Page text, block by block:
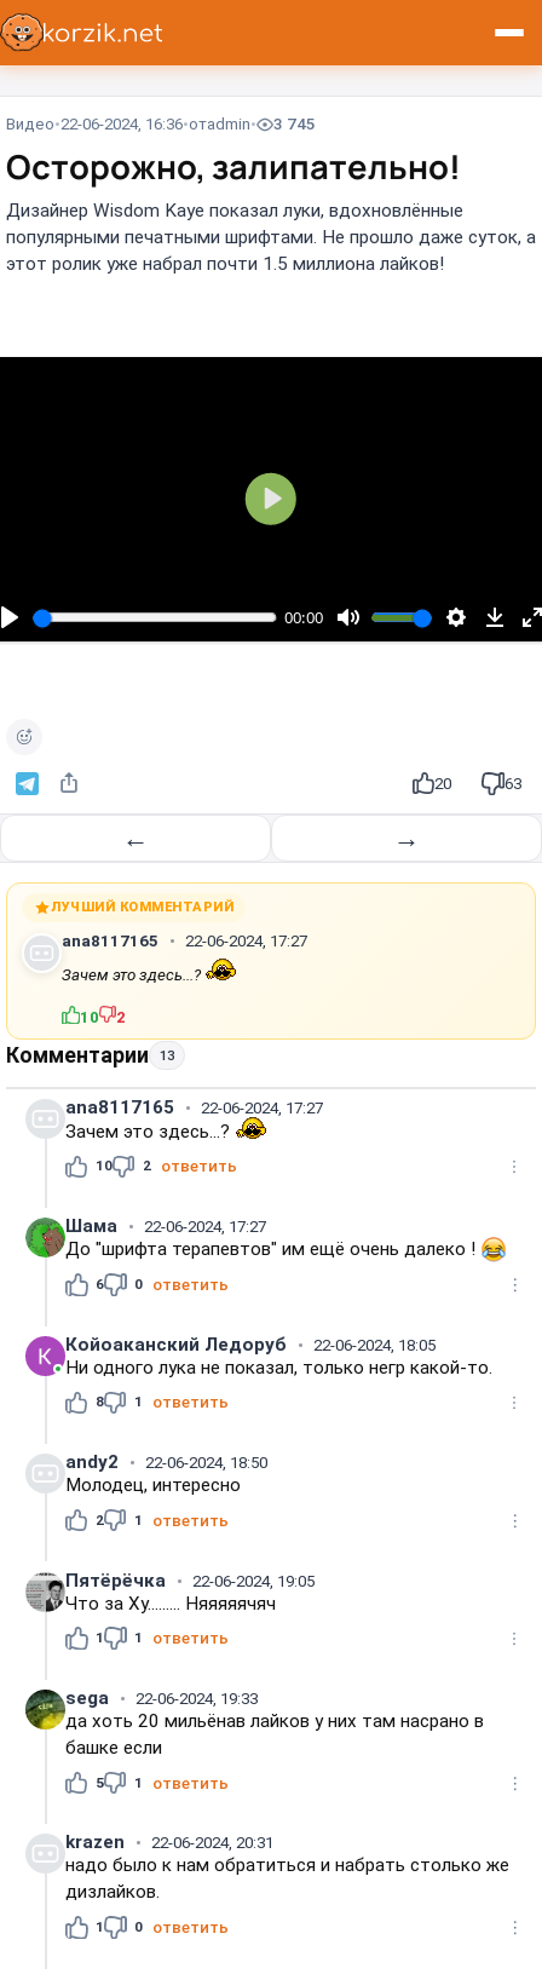
Видео 22-06-2024, 16:36 отadmin 3 745
Осторожно, залипательно!⁠⁠
Дизайнер Wisdom Kaye показал луки, вдохновлённые
популярными печатными шрифтами. Не прошло даже суток, а
этот ролик уже набрал почти 1.5 миллиона лайков!
00:00
В
п
и
20 63
← →
ЛУЧШИЙ КОММЕНТАРИЙ
ana8117165
22-06-2024, 17:27
Зачем это здесь...?
10 2
Комментарии 13
ana8117165 22-06-2024, 17:27
Зачем это здесь...?
10 2 ответить
Шама 22-06-2024, 17:27
До "шрифта терапевтов" им ещё очень далеко !
6 0 ответить
Койоаканский Ледоруб 22-06-2024, 18:05
Ни одного лука не показал, только негр какой-то.
8 1 ответить
andy2 22-06-2024, 18:50
Молодец, интересно
2 1 ответить
Пятëрëчка 22-06-2024, 19:05
Что за Ху......... Няяяяячяч
1 1 ответить
sega 22-06-2024, 19:33
да хоть 20 мильёнав лайков у них там насрано в
башке если
5 1 ответить
krazen 22-06-2024, 20:31
надо было к нам обратиться и набрать столько же
дизлайков.
1 0 ответить